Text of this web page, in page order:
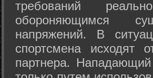
требований
обороняющимся
напряжений. В
спортсмена исходят
партнера.